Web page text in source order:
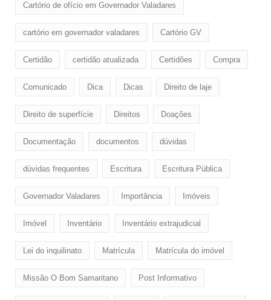
Cartório de ofício em Governador Valadares
cartório em governador valadares Cartório GV
Certidão certidão atualizada Certidões Compra
Comunicado Dica Dicas Direito de laje
Direito de superfície Direitos Doaçôes
Documentação documentos dúvidas
dúvidas frequentes Escritura Escritura Pública
Governador Valadares Importância Imóveis
Imóvel Inventário Inventário extrajudicial
Lei do inquilinato Matrícula Matrícula do imóvel
Missão O Bom Samaritano Post Informativo